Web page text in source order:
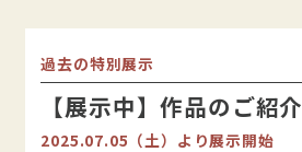
過去の特別展示
【展示中】作品のご紹介
2025.07.05（土）より展示開始